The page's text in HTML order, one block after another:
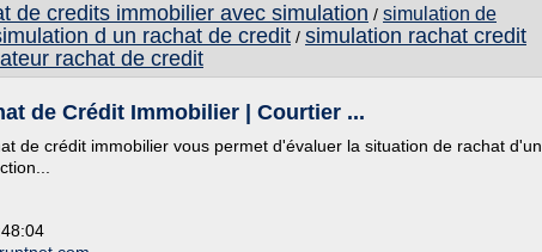
de credits immobilier avec simulation / simulation de
d un rachat de credit / simulation rachat credit
rachat de credit
de Crédit Immobilier | Courtier ...
de crédit immobilier vous permet d'évaluer la situation de rachat d'un